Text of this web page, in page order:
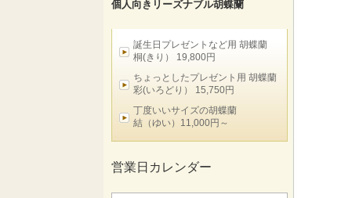
個人向きリーズナブル胡蝶蘭
誕生日プレゼントなど用 胡蝶蘭
桐(きり） 19,800円
ちょっとしたプレゼント用 胡蝶蘭
彩(いろどり） 15,750円
丁度いいサイズの胡蝶蘭
結（ゆい）11,000円～
営業日カレンダー